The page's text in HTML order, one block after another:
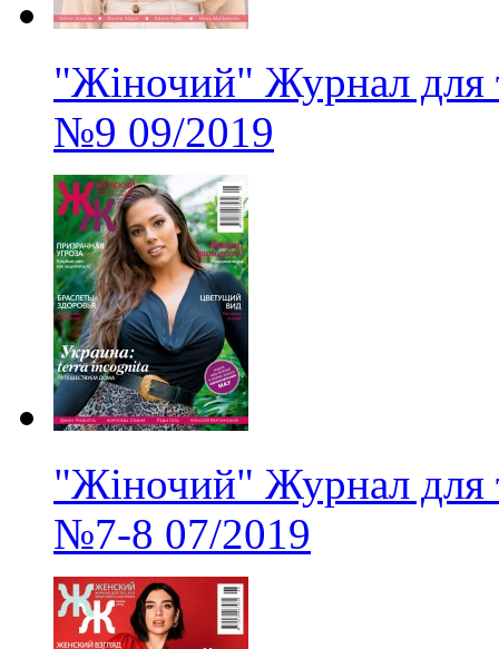
"Жіночий" Журнал для
№9 09/2019
"Жіночий" Журнал для
№7-8 07/2019